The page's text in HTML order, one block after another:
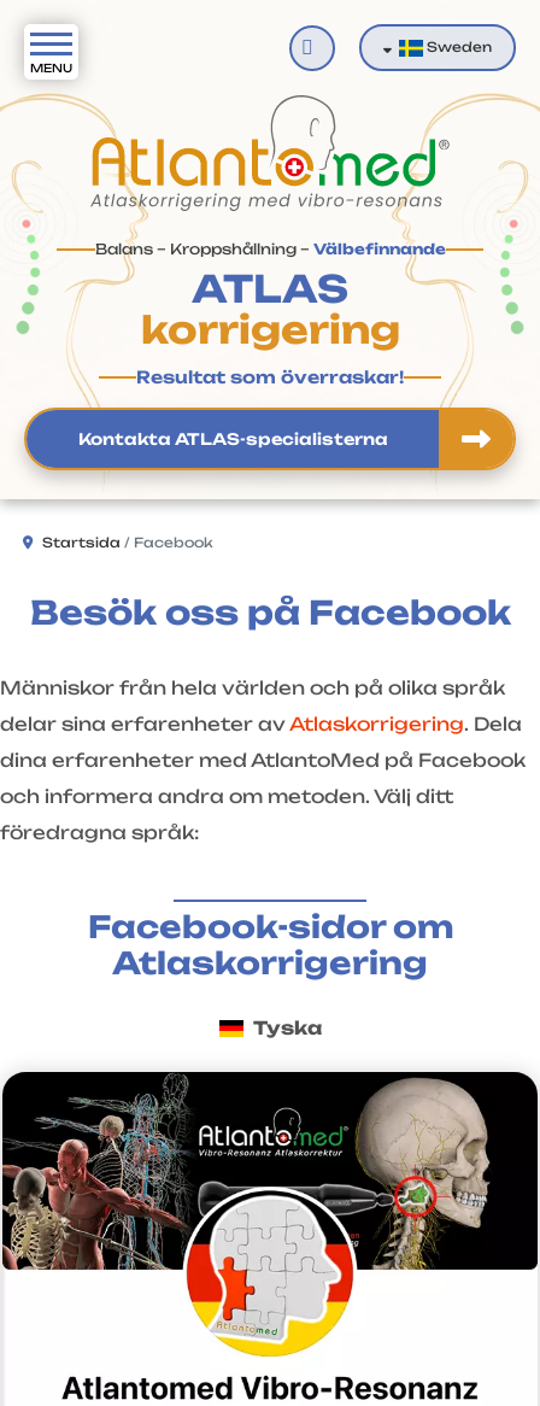
Balans – Kroppshållning – Välbefinnande
ATLAS
korrigering
Resultat som överraskar!
Kontakta ATLAS-specialisterna
Sök Sweden
Startsida Facebook
Besök oss på Facebook
Människor från hela världen och på olika språk
delar sina erfarenheter avAtlaskorrigering. Dela
dina erfarenheter med AtlantoMed på Facebook
och informera andra om metoden. Välj ditt
föredragna språk:
Facebook-sidor om
Atlaskorrigering
Tyska